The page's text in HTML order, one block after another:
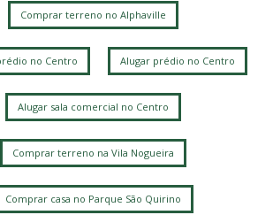
Comprar terreno no Alphaville
no Centro Alugar prédio no Centro
Alugar sala comercial no Centro
Comprar terreno na Vila Nogueira
Comprar casa no Parque São Quirino